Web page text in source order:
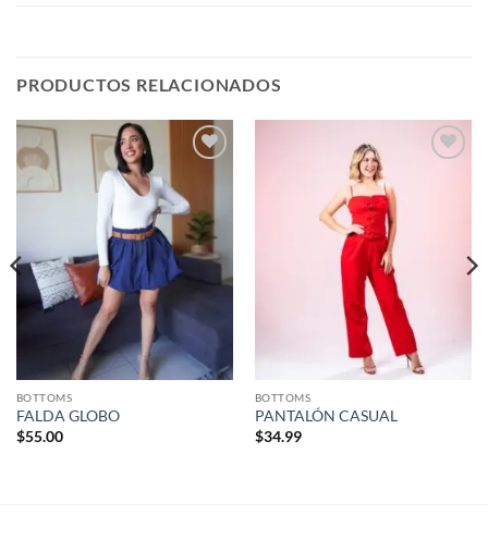
PRODUCTOS RELACIONADOS
lista de
deseos
BOTTOMS
FALDA GLOBO
$55.00
BOTTOMS
PANTALÓN CASUAL
$34.99